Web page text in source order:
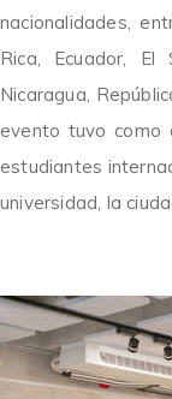
nacionalidades,
Rica, Ecuador, El
Nicaragua,
evento tuvo como
estudiantes
universidad, la